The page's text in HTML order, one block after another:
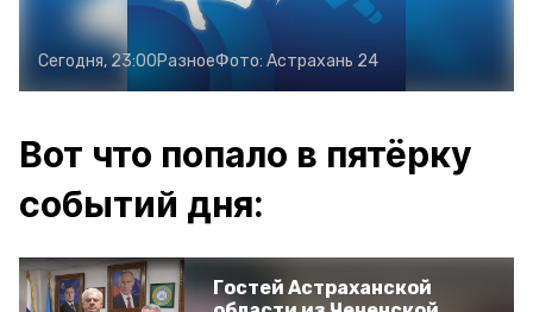
Сегодня, 23:00РазноеФото: Астрахань 24
Вот что попало в пятёрку
событий дня:
Гостей Астраханской